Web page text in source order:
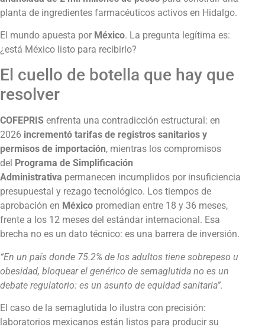
planta de ingredientes farmacéuticos activos en Hidalgo.
El mundo apuesta por México. La pregunta legítima es:
¿está México listo para recibirlo?
El cuello de botella que hay que
resolver
COFEPRIS enfrenta una contradicción estructural: en
2026 incrementó tarifas de registros sanitarios y
permisos de importación, mientras los compromisos
del Programa de Simplificación
Administrativa permanecen incumplidos por insuficiencia
presupuestal y rezago tecnológico. Los tiempos de
aprobación en México promedian entre 18 y 36 meses,
frente a los 12 meses del estándar internacional. Esa
brecha no es un dato técnico: es una barrera de inversión.
“En un país donde 75.2% de los adultos tiene sobrepeso u
obesidad, bloquear el genérico de semaglutida no es un
debate regulatorio: es un asunto de equidad sanitaria”.
El caso de la semaglutida lo ilustra con precisión:
laboratorios mexicanos están listos para producir su